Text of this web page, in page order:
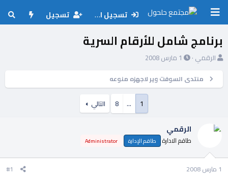
تسجيل الدخول تسجيل
برنامج شامل للأرقام السرية
ب
ئ
و
ع
الرقمي
ت
ر
ي
ب
د
ء
1 مارس 2008
منتدى السوفت وير لاجهزه منوعه
1
…
8 التالي
الرقمي
طاقم الادارة طاقم الإدارة Administrator
1 مارس 2008 #1